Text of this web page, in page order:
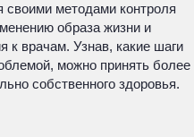
своими методами контроля
образа жизни и
к врачам. Узнав, какие шаги
можно принять более
собственного здоровья.